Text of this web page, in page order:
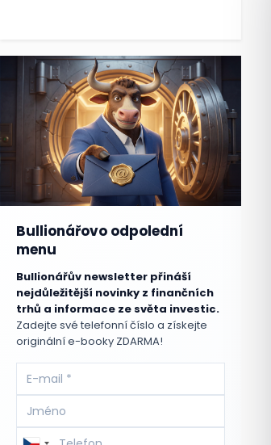
Bullionářovo odpolední
menu
Bullionářův newsletter přináší
nejdůležitější novinky z finančních
trhů a informace ze světa investic.
Zadejte své telefonní číslo a získejte
originální e-booky ZDARMA!